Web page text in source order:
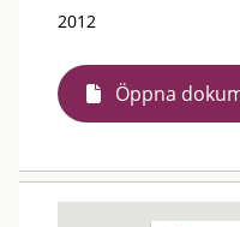
2012
Öppna